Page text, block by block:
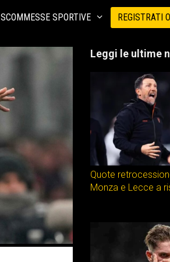
SCOMMESSE SPORTIVE REGISTRATI
Leggi le ultime
Quote
Monza e Lecce a